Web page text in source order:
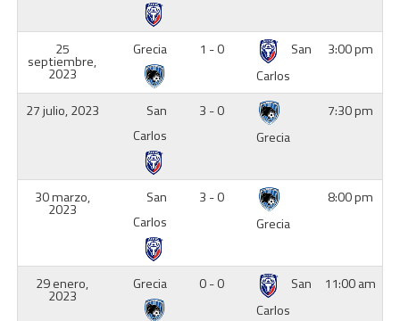
25
septiembre,
2023
Grecia 1 - 0
San
Carlos
3:00 pm
27 julio, 2023
San
Carlos
3 - 0
Grecia
7:30 pm
30 marzo,
2023
San
Carlos
3 - 0
Grecia
8:00 pm
29 enero,
2023
Grecia 0 - 0
San
Carlos
11:00 am